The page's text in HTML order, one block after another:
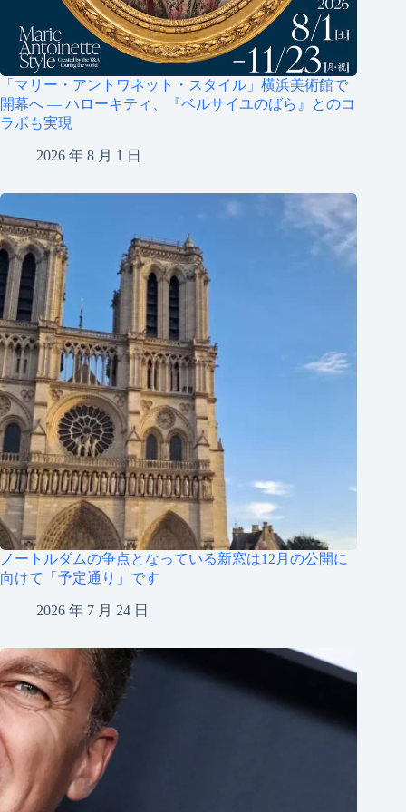
「マリー・アントワネット・スタイル」横浜美術館で
開幕へ ― ハローキティ、『ベルサイユのばら』とのコ
ラボも実現
2026 年 8 月 1 日
ノートルダムの争点となっている新窓は12月の公開に
向けて「予定通り」です
2026 年 7 月 24 日